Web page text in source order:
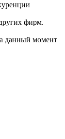
фирм.
данный момент